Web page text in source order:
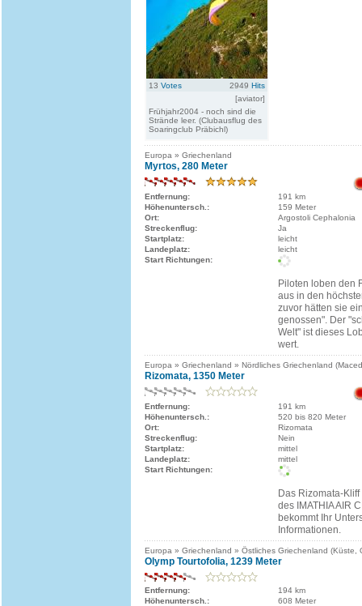
13 Votes 2949 Hits
[aviator]
Frühjahr2004 - noch sind die
Strände leer. (Clubausflug des
Soaringclub Präbichl)
Europa » Griechenland
Myrtos, 280 Meter
Entfernung:
191 km
Höhenuntersch.:
159 Meter
Ort:
Argostoli Cephalonia
Streckenflug:
Ja
Startplatz:
leicht
Landeplatz:
leicht
Start Richtungen:
Piloten loben den
aus in den
zuvor hätten sie
genossen". Der
Welt" ist dieses
wert.
Europa » Griechenland » Nördliches Griechenland
Rizomata, 1350 Meter
Entfernung:
191 km
Höhenuntersch.:
520 bis 820 Meter
Ort:
Rizomata
Streckenflug:
Nein
Startplatz:
mittel
Landeplatz:
mittel
Start Richtungen:
Das Rizomata-
des IMATHIA AIR
bekommt Ihr
Informationen.
Europa » Griechenland » Östliches Griechenland (Küste,
Olymp Tourtofolia, 1239 Meter
Entfernung:
194 km
Höhenuntersch.:
608 Meter